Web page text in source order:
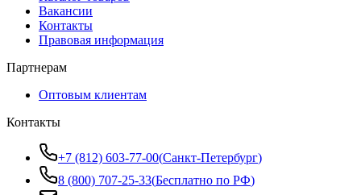
Вакансии
Контакты
Правовая информация
Партнерам
Оптовым клиентам
Контакты
+7 (812) 603-77-00(Санкт-Петербург)
8 (800) 707-25-33(Бесплатно по РФ)